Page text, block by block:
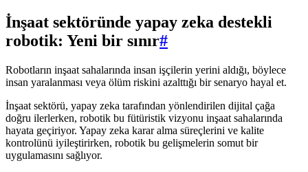
İnşaat sektöründe yapay zeka destekli
robotik: Yeni bir sınır#
Robotların inşaat sahalarında insan işçilerin yerini aldığı, böylece
insan yaralanması veya ölüm riskini azalttığı bir senaryo hayal et.
İnşaat sektörü, yapay zeka tarafından yönlendirilen dijital çağa
doğru ilerlerken, robotik bu fütüristik vizyonu inşaat sahalarında
hayata geçiriyor. Yapay zeka karar alma süreçlerini ve kalite
kontrolünü iyileştirirken, robotik bu gelişmelerin somut bir
uygulamasını sağlıyor.